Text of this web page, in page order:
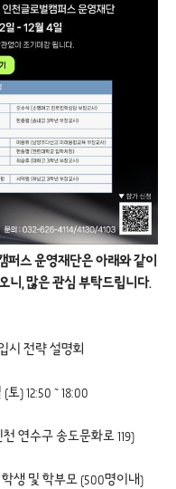
퍼스 운영재단은 아래와 같이
니, 많은 관심 부탁드립니다.
시 전략 설명회
토) 12:50 ~ 18:00
연수구 송도문화로 119)
생 및 학부모 (500명이내)